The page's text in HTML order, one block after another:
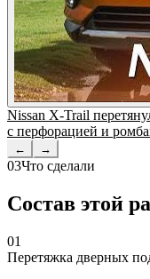
Nissan X-Trail
с перфорацией и
← →
03Что сделали
Состав этой
01
Перетяжка дверных